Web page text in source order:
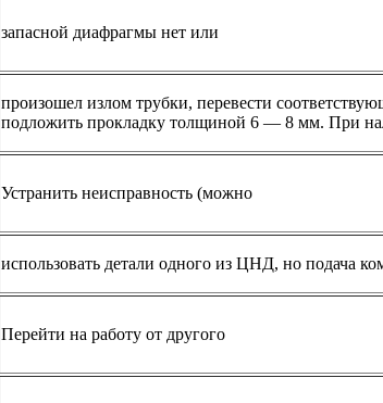
запасной диафрагмы нет или
произошел излом трубки, перевести
подложить прокладку толщиной 6 — 8 мм. При
Устранить неисправность (можно
использовать детали одного из ЦНД, но подача
Перейти на работу от другого